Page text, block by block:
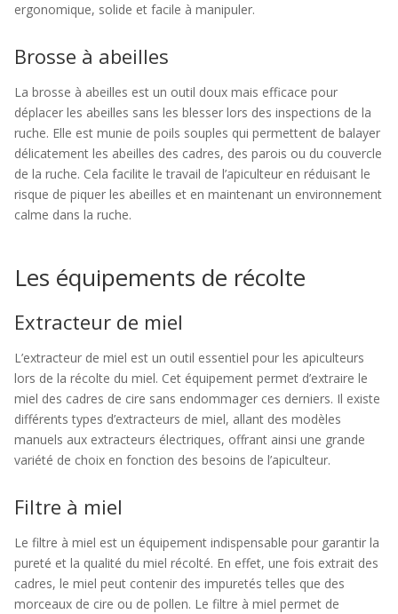
ergonomique, solide et facile à manipuler.
Brosse à abeilles
La brosse à abeilles est un outil doux mais efficace pour
déplacer les abeilles sans les blesser lors des inspections de la
ruche. Elle est munie de poils souples qui permettent de balayer
délicatement les abeilles des cadres, des parois ou du couvercle
de la ruche. Cela facilite le travail de l’apiculteur en réduisant le
risque de piquer les abeilles et en maintenant un environnement
calme dans la ruche.
Les équipements de récolte
Extracteur de miel
L’extracteur de miel est un outil essentiel pour les apiculteurs
lors de la récolte du miel. Cet équipement permet d’extraire le
miel des cadres de cire sans endommager ces derniers. Il existe
différents types d’extracteurs de miel, allant des modèles
manuels aux extracteurs électriques, offrant ainsi une grande
variété de choix en fonction des besoins de l’apiculteur.
Filtre à miel
Le filtre à miel est un équipement indispensable pour garantir la
pureté et la qualité du miel récolté. En effet, une fois extrait des
cadres, le miel peut contenir des impuretés telles que des
morceaux de cire ou de pollen. Le filtre à miel permet de